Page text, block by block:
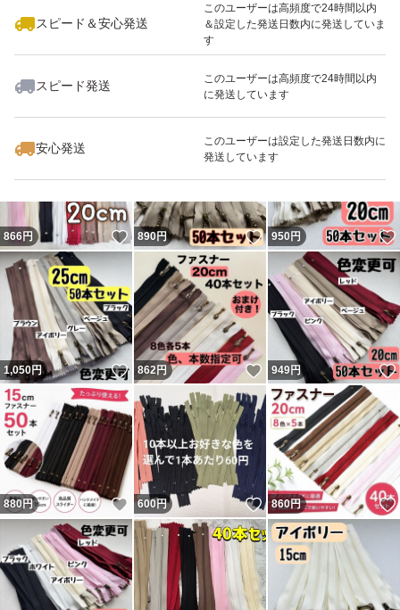
スピード＆安心発送
このユーザーは高頻度で24時間以内
＆設定した発送日数内に発送していま
す
スピード発送
このユーザーは高頻度で24時間以内
に発送しています
安心発送
このユーザーは設定した発送日数内に
発送しています
いいね！
850
866円 いいね！
890円 いいね！
950円
1,050円 いいね！
862円 いいね！
949円
880円 いいね！
600 円 いいね！
860円